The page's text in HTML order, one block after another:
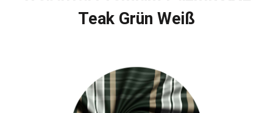
Teak Grün Weiß